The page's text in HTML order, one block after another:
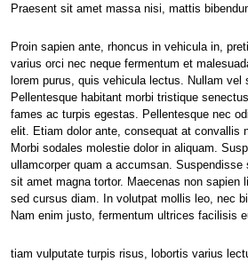
Praesent sit amet massa nisi, mattis
Proin sapien ante, rhoncus in vehicula in,
varius orci nec neque fermentum et
lorem purus, quis vehicula lectus. Nullam vel
Pellentesque habitant morbi tristique
fames ac turpis egestas. Pellentesque nec
elit. Etiam dolor ante, consequat at convallis
Morbi sodales molestie dolor in aliquam.
ullamcorper quam a accumsan. Suspendisse
sit amet magna tortor. Maecenas non sapien
sed cursus diam. In volutpat mollis leo, nec
Nam enim justo, fermentum ultrices facilisis
tiam vulputate turpis risus, lobortis varius